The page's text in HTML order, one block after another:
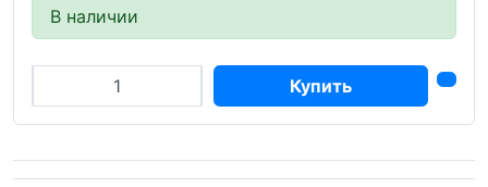
В наличии
Купить